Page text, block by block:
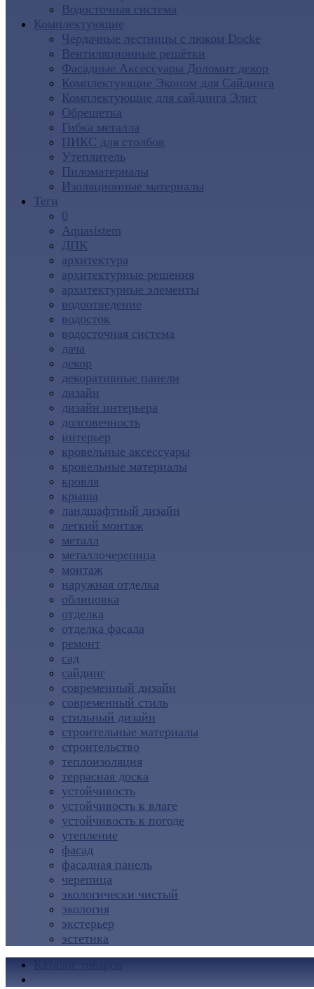
Водосточная система
Комплектующие
Чердачные лестницы с люком Docke
Вентиляционные решётки
Фасадные Аксессуары Доломит декор
Комплектующие Эконом для Сайдинга
Комплектующие для cайдинга Элит
Обрешетка
Гибка металла
ПИКС для столбов
Утеплитель
Пиломатериалы
Изоляционные материалы
Теги
0
Aquasistem
ДПК
архитектура
архитектурные решения
архитектурные элементы
водоотведение
водосток
водосточная система
дача
декор
декоративные панели
дизайн
дизайн интерьера
долговечность
интерьер
кровельные аксессуары
кровельные материалы
кровля
крыша
ландшафтный дизайн
легкий монтаж
металл
металлочерепица
монтаж
наружная отделка
облицовка
отделка
отделка фасада
ремонт
сад
сайдинг
современный дизайн
современный стиль
стильный дизайн
строительные материалы
строительство
теплоизоляция
террасная доска
устойчивость
устойчивость к влаге
устойчивость к погоде
утепление
фасад
фасадная панель
черепица
экологически чистый
экология
экстерьер
эстетика